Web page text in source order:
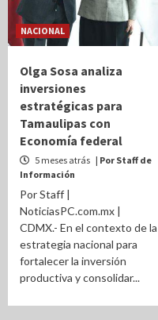
NACIONAL
Olga Sosa analiza
inversiones
estratégicas para
Tamaulipas con
Economía federal
5 meses atrás | Por Staff de
Información
Por Staff |
NoticiasPC.com.mx |
CDMX.- En el contexto de la
estrategia nacional para
fortalecer la inversión
productiva y consolidar...